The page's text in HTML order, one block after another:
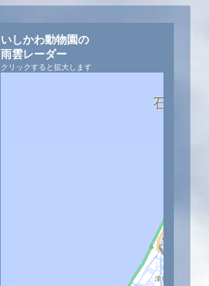
いしかわ動物園の
雨雲レーダー
クリックすると拡大します